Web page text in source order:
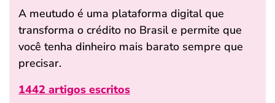
A meutudo é uma plataforma digital que
transforma o crédito no Brasil e permite que
você tenha dinheiro mais barato sempre que
precisar.
1442 artigos escritos